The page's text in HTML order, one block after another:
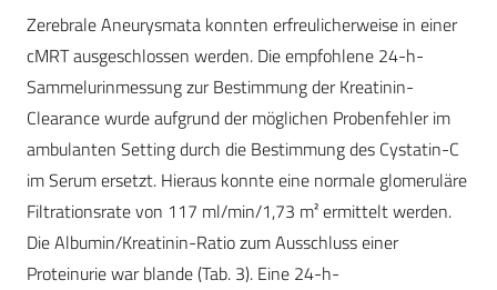
Zerebrale Aneurysmata konnten erfreulicherweise in einer
cMRT ausgeschlossen werden. Die empfohlene 24-h-
Sammel­urinmessung zur Bestimmung der Kreatinin-
Clearance wurde aufgrund der möglichen Probenfehler im
ambulanten Setting durch die Bestimmung des Cystatin-C
im Serum ersetzt. Hieraus konnte eine normale glomeruläre
Filtrationsrate von 117 ml/min/1,73 m² ermittelt werden.
Die Albumin/Kreatinin-Ratio zum Ausschluss einer
Proteinurie war blande (Tab. 3). Eine 24-h-